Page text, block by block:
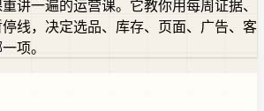
讲一遍的运营课。它教你用每周证据、
线，决定选品、库存、页面、广告、客
项。